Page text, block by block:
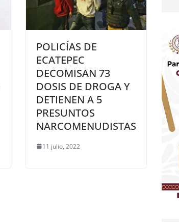
POLICÍAS DE
ECATEPEC
DECOMISAN 73
DOSIS DE DROGA Y
DETIENEN A 5
PRESUNTOS
NARCOMENUDISTAS
11 julio, 2022